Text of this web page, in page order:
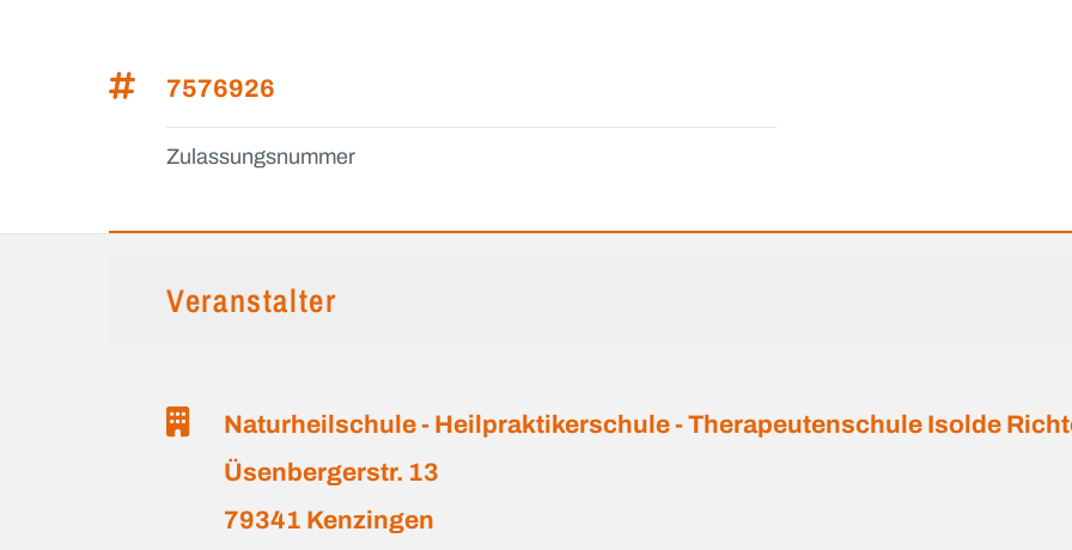
7576926
Zulassungsnummer
Veranstalter
Naturheilschule - Heilpraktikerschule - Therapeutenschule Isolde
Üsenbergerstr. 13
79341 Kenzingen